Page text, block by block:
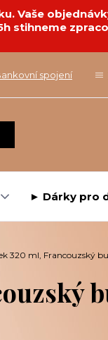
Vaše
stihneme
spojení
► Dárky pro
320 ml, Francouzský